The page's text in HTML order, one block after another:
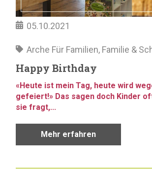
05.10.2021
Arche Für Familien, Familie &
Happy Birthday
«Heute ist mein Tag, heute wird
gefeiert!» Das sagen doch Kinder
sie fragt,...
Mehr erfahren